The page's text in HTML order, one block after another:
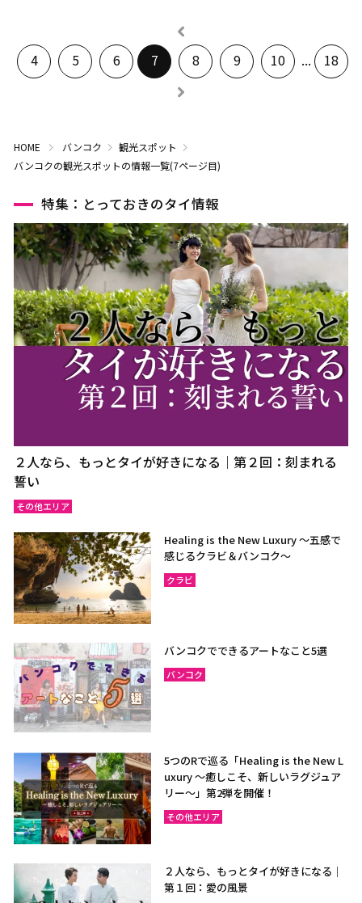
4 5 6 7 8 9 10 ... 18
HOME バンコク
観光スポット
バンコクの観光スポットの情報一覧(7ページ目)
特集：とっておきのタイ情報
２人なら、もっとタイが好きになる｜第２回：刻まれる
誓い
その他エリア
Healing is the New Luxury ～五感で
感じるクラビ＆バンコク～
クラビ
バンコクでできるアートなこと5選
バンコク
5つのRで巡る「Healing is the New L
uxury ～癒しこそ、新しいラグジュア
リー〜」第2弾を開催！
その他エリア
２人なら、もっとタイが好きになる｜
第１回：愛の風景